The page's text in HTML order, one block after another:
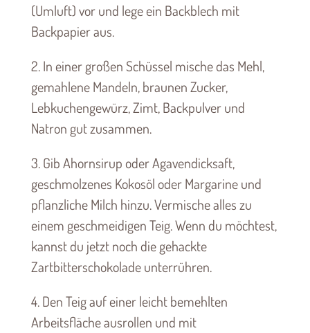
(Umluft) vor und lege ein Backblech mit
Backpapier aus.
2. In einer großen Schüssel mische das Mehl,
gemahlene Mandeln, braunen Zucker,
Lebkuchengewürz, Zimt, Backpulver und
Natron gut zusammen.
3. Gib Ahornsirup oder Agavendicksaft,
geschmolzenes Kokosöl oder Margarine und
pflanzliche Milch hinzu. Vermische alles zu
einem geschmeidigen Teig. Wenn du möchtest,
kannst du jetzt noch die gehackte
Zartbitterschokolade unterrühren.
4. Den Teig auf einer leicht bemehlten
Arbeitsfläche ausrollen und mit